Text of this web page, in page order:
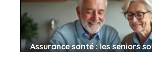
Assurance santé : les seniors
mieux couverts